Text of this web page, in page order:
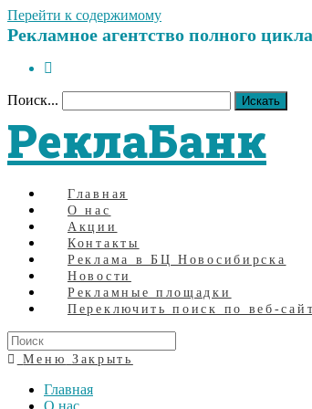
Перейти к содержимому
Рекламное агентство полного
Поиск... Искать
РеклаБанк
Главная
О нас
Акции
Контакты
Реклама в БЦ Новосибирска
Новости
Рекламные площадки
Переключить поиск по веб-
Меню Закрыть
Главная
О нас